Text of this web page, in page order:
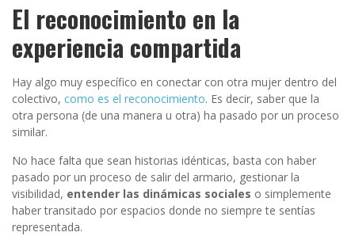
El reconocimiento en la
experiencia compartida
Hay algo muy específico en conectar con otra mujer dentro del
colectivo, como es el reconocimiento. Es decir, saber que la
otra persona (de una manera u otra) ha pasado por un proceso
similar.
No hace falta que sean historias idénticas, basta con haber
pasado por un proceso de salir del armario, gestionar la
visibilidad, entender las dinámicas sociales o simplemente
haber transitado por espacios donde no siempre te sentías
representada.